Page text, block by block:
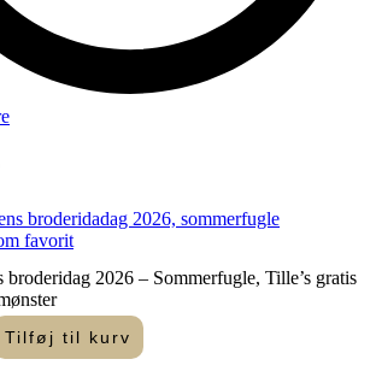
favorit
broderidag 2026 – Sommerfugle, Tille’s gratis
Tilføj til kurv